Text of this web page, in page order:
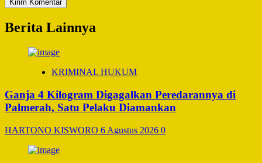
Berita Lainnya
KRIMINAL HUKUM
Ganja 4 Kilogram Digagalkan Peredarannya di
Palmerah, Satu Pelaku Diamankan
HARTONO KISWORO 6 Agustus 2026 0